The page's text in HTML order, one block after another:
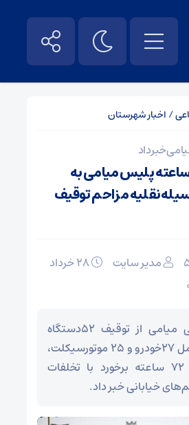
/ اخبار شهرستان
خبر داد
۷۲ساعته پلیس میامی به
۵۲ وسیله‌نقلیه مزاحم توقیف
مدیر سایت
فرمانده انتظامی میامی از توقیف ۵۲دستگاه
وسیله‌نقلیه شامل ۲۷خودرو و ۲۵ موتورسیکلت،
در جریان طرح ۷۲ ساعته برخورد با تخلفات
خیابانی خبر داد.